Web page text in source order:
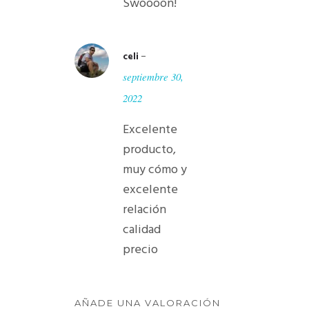
celi –
septiembre 30,
2022
Excelente
producto,
muy cómo y
excelente
relación
calidad
precio
AÑADE UNA VALORACIÓN